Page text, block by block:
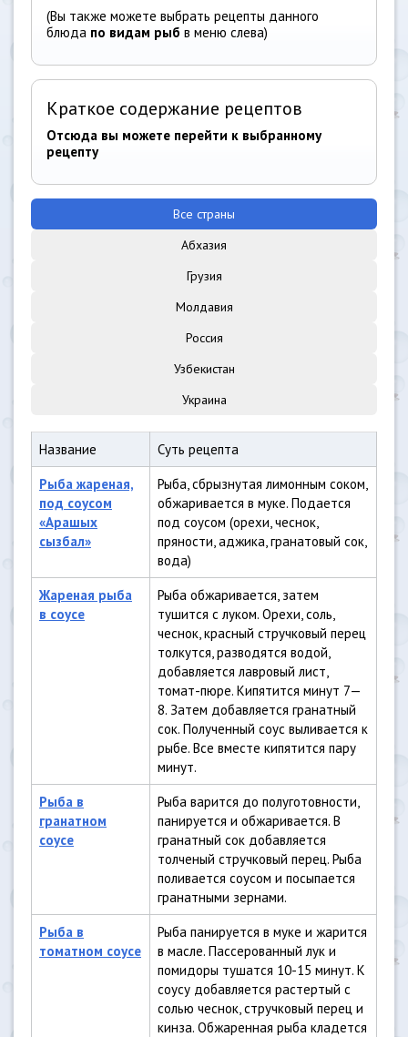
(Вы также можете выбрать рецепты данного
блюда по видам рыб в меню слева)
Краткое содержание рецептов
Отсюда вы можете перейти к выбранному
рецепту
Все страны
Абхазия
Грузия
Молдавия
Россия
Узбекистан
Украина
Название
Суть рецепта
Рыба жареная,
под соусом
«Арашых
сызбал»
Рыба, сбрызнутая лимонным соком,
обжаривается в муке. Подается
под соусом (орехи, чеснок,
пряности, аджика, гранатовый сок,
вода)
Жареная рыба
в соусе
Рыба обжаривается, затем
тушится с луком. Орехи, соль,
чеснок, красный стручковый перец
толкутся, разводятся водой,
добавляется лавровый лист,
томат-пюре. Кипятится минут 7—
8. Затем добавляется гранатный
сок. Полученный соус выливается к
рыбе. Все вместе кипятится пару
минут.
Рыба в
гранатном
соусе
Рыба варится до полуготовности,
панируется и обжаривается. В
гранатный сок добавляется
толченый стручковый перец. Рыба
поливается соусом и посыпается
гранатными зернами.
Рыба в
томатном соусе
Рыба панируется в муке и жарится
в масле. Пассерованный лук и
помидоры тушатся 10-15 минут. К
соусу добавляется растертый с
солью чеснок, стручковый перец и
кинза. Обжаренная рыба кладется